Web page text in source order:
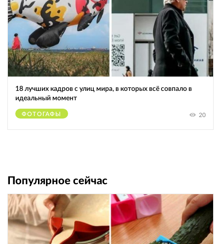
18 лучших кадров с улиц мира, в которых всё совпало в
идеальный момент
ФОТОГАФЫ 20
Популярное сейчас